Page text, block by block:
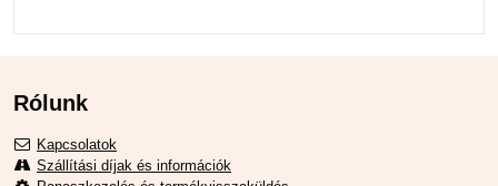
Rólunk
Kapcsolatok
Szállítási díjak és információk